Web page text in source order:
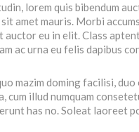
lorem quis bibendum
amet mauris. Morbi
auctor eu in elit. Class
ac urna eu felis dapibus
mazim doming facilisi,
illud numquam
has no. Soleat laoreet